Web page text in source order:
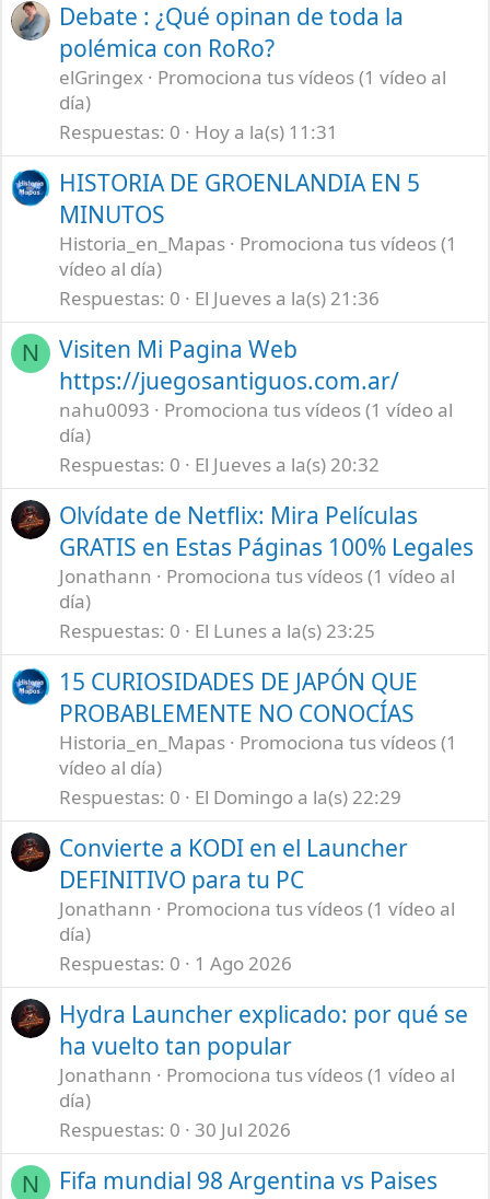
Debate : ¿Qué opinan de toda la
polémica con RoRo?
elGringex
Promociona tus vídeos (1 vídeo al
día)
Respuestas 0 Hoy a la(s) 11:31
HISTORIA DE GROENLANDIA EN 5
MINUTOS
Historia_en_Mapas
Promociona tus vídeos (1
vídeo al día)
Respuestas 0 El Jueves a la(s) 21:36
N
Visiten Mi Pagina Web
https://juegosantiguos.com.ar/
nahu0093
Promociona tus vídeos (1 vídeo al
día)
Respuestas 0 El Jueves a la(s) 20:32
Olvídate de Netflix: Mira Películas
GRATIS en Estas Páginas 100% Legales
Jonathann
Promociona tus vídeos (1 vídeo al
día)
Respuestas 0 El Lunes a la(s) 23:25
15 CURIOSIDADES DE JAPÓN QUE
PROBABLEMENTE NO CONOCÍAS
Historia_en_Mapas
Promociona tus vídeos (1
vídeo al día)
Respuestas 0 El Domingo a la(s) 22:29
Convierte a KODI en el Launcher
DEFINITIVO para tu PC
Jonathann
Promociona tus vídeos (1 vídeo al
día)
Respuestas 0 1 Ago 2026
Hydra Launcher explicado: por qué se
ha vuelto tan popular
Jonathann
Promociona tus vídeos (1 vídeo al
día)
Respuestas 0 30 Jul 2026
N
Fifa mundial 98 Argentina vs Paises